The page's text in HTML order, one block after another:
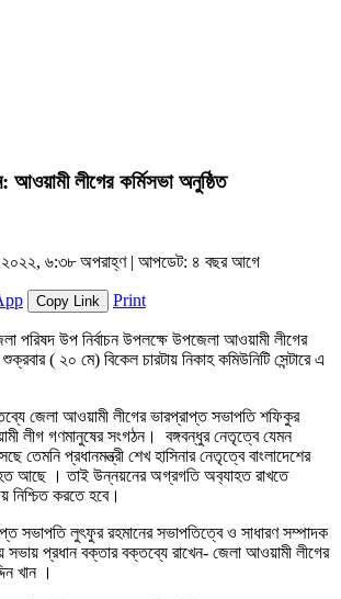
আওয়ামী লীগের কর্মিসভা অনুষ্ঠিত
২০২২, ৬:৩৮ অপরাহ্ণ | আপডেট: ৪ বছর আগে
Copy Link Print
পরিষদ উপ নির্বাচন উপলক্ষে উপজেলা আওয়ামী লীগের
( ২০ মে) বিকেল চারটায় নিকাহ কমিউনিটি সেন্টারে এ
জেলা আওয়ামী লীগের ভারপ্রাপ্ত সভাপতি শফিকুর
লীগ গণমানুষের সংগঠন। বঙ্গবন্ধুর নেতৃত্বে যেমন
তেমনি প্রধানমন্ত্রী শেখ হাসিনার নেতৃত্বে বাংলাদেশের
আছে । তাই উন্নয়নের অগ্রগতি অব‍্যাহত রাখতে
নিশ্চিত করতে হবে।
সভাপতি লুৎফুর রহমানের সভাপতিত্বে ও সাধারণ সম্পাদক
সভায় প্রধান বক্তার বক্তব্যে রাখেন- জেলা আওয়ামী লীগের
খান ।